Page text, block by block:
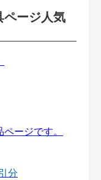
ページ人気
分